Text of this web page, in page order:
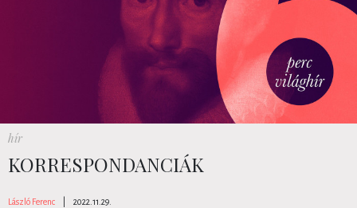
hír
KORRESPONDANCIÁK
László Ferenc 2022.11.29.